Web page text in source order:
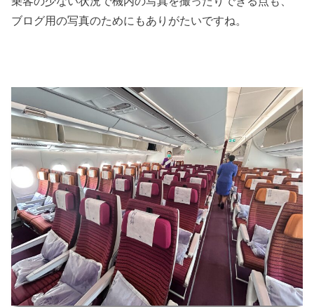
ブログ用の写真のためにもありがたいですね。